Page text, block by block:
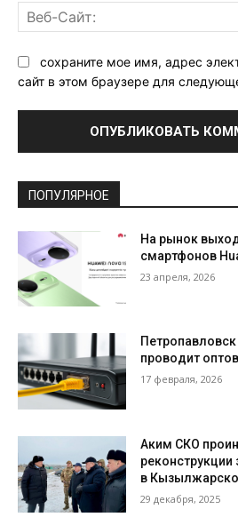
сохраните мое имя, адрес
сайт в этом браузере для
ПОПУЛЯРНОЕ
На рынок
смартфонов
23 апреля, 2026
проводит
17 февраля, 2026
Аким СКО
в
29 декабря, 2025